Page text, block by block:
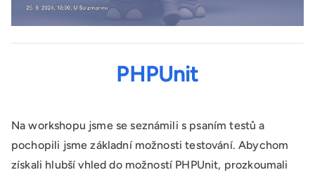
PHPUnit
Na workshopu jsme se seznámili s psaním testů a
pochopili jsme základní možnosti testování. Abychom
získali hlubší vhled do možností PHPUnit, prozkoumali